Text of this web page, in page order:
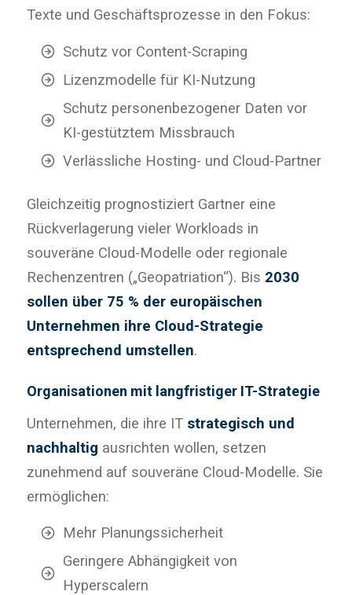
Texte und Geschäftsprozesse in den Fokus:
Schutz vor Content-Scraping
Lizenzmodelle für KI-Nutzung
Schutz personenbezogener Daten vor
KI-gestütztem Missbrauch
Verlässliche Hosting- und Cloud-Partner
Gleichzeitig prognostiziert Gartner eine
Rückverlagerung vieler Workloads in
souveräne Cloud-Modelle oder regionale
Rechenzentren („Geopatriation“). Bis 2030
sollen über 75 % der europäischen
Unternehmen ihre Cloud-Strategie
entsprechend umstellen.
Organisationen mit langfristiger IT-Strategie
Unternehmen, die ihre IT strategisch und
nachhaltig ausrichten wollen, setzen
zunehmend auf souveräne Cloud-Modelle. Sie
ermöglichen:
Mehr Planungssicherheit
Geringere Abhängigkeit von
Hyperscalern